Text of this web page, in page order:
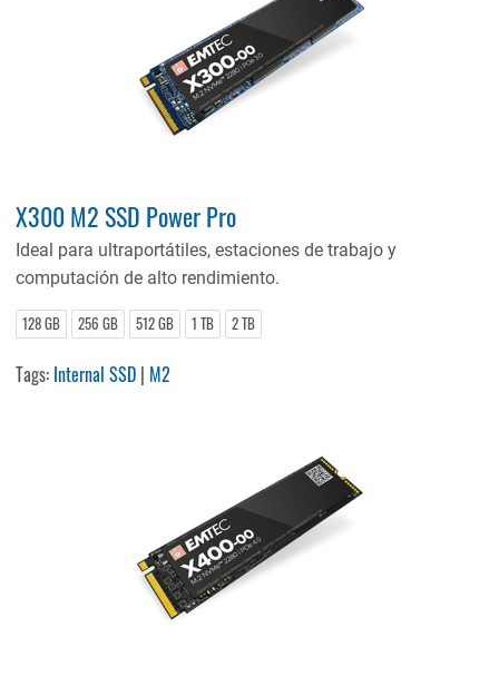
X300 M2 SSD Power Pro
Ideal para ultraportátiles, estaciones de trabajo y
computación de alto rendimiento.
128 GB 256 GB 512 GB 1 TB 2 TB
Tags: Internal SSD | M2